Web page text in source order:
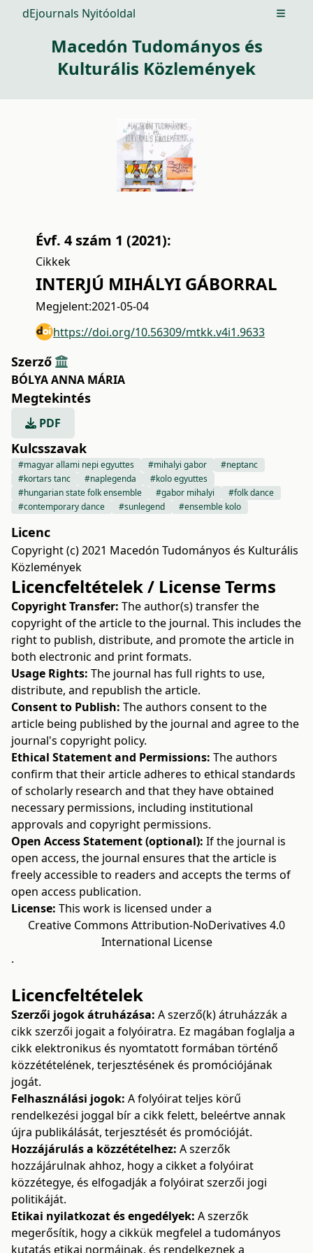
dEjournals Nyitóoldal Open
Macedón Tudományos és
Kulturális Közlemények
Évf. 4 szám 1 (2021):
Cikkek
INTERJÚ MIHÁLYI GÁBORRAL
Megjelent:2021-05-04
https://doi.org/10.56309/mtkk.v4i1.9633
Szerző
BÓLYA ANNA MÁRIA
Megtekintés
PDF
Kulcsszavak
#magyar allami nepi egyuttes #mihalyi gabor
#neptanc
#kortars tanc
#naplegenda
#kolo egyuttes
#hungarian state folk ensemble
#gabor mihalyi
#folk dance
#contemporary dance
#sunlegend #ensemble kolo
Licenc
Copyright (c) 2021 Macedón Tudományos és Kulturális
Közlemények
Licencfeltételek / License Terms
Copyright Transfer: The author(s) transfer the
copyright of the article to the journal. This includes the
right to publish, distribute, and promote the article in
both electronic and print formats.
Usage Rights: The journal has full rights to use,
distribute, and republish the article.
Consent to Publish: The authors consent to the
article being published by the journal and agree to the
journal's copyright policy.
Ethical Statement and Permissions: The authors
confirm that their article adheres to ethical standards
of scholarly research and that they have obtained
necessary permissions, including institutional
approvals and copyright permissions.
Open Access Statement (optional): If the journal is
open access, the journal ensures that the article is
freely accessible to readers and accepts the terms of
open access publication.
License: This work is licensed under a
Creative Commons Attribution-NoDerivatives 4.0
International License
.
Licencfeltételek
Szerzői jogok átruházása: A szerző(k) átruházzák a
cikk szerzői jogait a folyóiratra. Ez magában foglalja a
cikk elektronikus és nyomtatott formában történő
közzétételének, terjesztésének és promóciójának
jogát.
Felhasználási jogok: A folyóirat teljes körű
rendelkezési joggal bír a cikk felett, beleértve annak
újra publikálását, terjesztését és promócióját.
Hozzájárulás a közzétételhez: A szerzők
hozzájárulnak ahhoz, hogy a cikket a folyóirat
közzétegye, és elfogadják a folyóirat szerzői jogi
politikáját.
Etikai nyilatkozat és engedélyek: A szerzők
megerősítik, hogy a cikkük megfelel a tudományos
kutatás etikai normáinak, és rendelkeznek a